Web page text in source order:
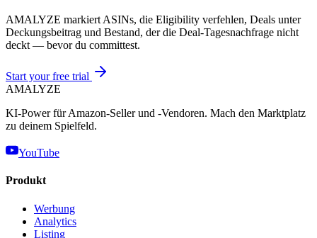
AMALYZE markiert ASINs, die Eligibility verfehlen, Deals unter
Deckungsbeitrag und Bestand, der die Deal-Tagesnachfrage nicht
deckt — bevor du committest.
Start your free trial
AMALYZE
KI-Power für Amazon-Seller und -Vendoren. Mach den Marktplatz
zu deinem Spielfeld.
YouTube
Produkt
Werbung
Analytics
Listing